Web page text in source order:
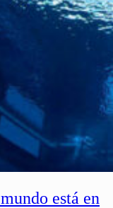
está en